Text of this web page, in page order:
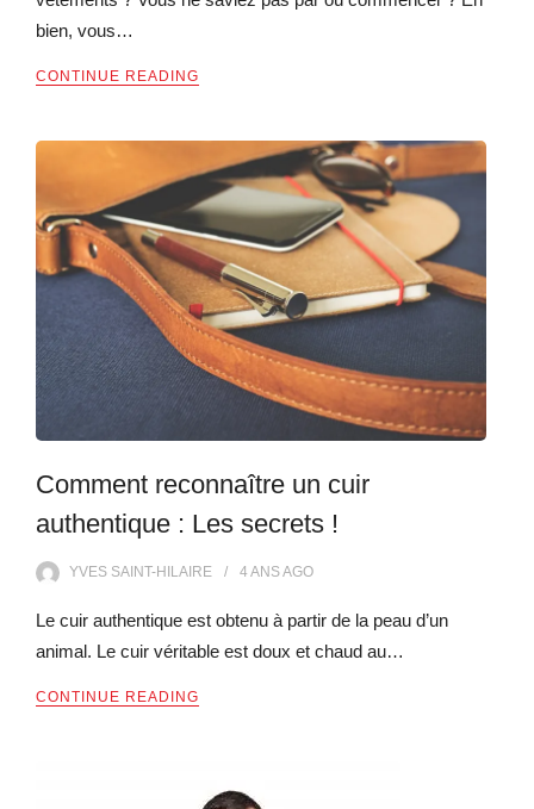
bien, vous…
CONTINUE READING
Comment reconnaître un cuir
authentique : Les secrets !
YVES SAINT-HILAIRE 4 ANSAGO
Le cuir authentique est obtenu à partir de la peau d’un
animal. Le cuir véritable est doux et chaud au…
CONTINUE READING